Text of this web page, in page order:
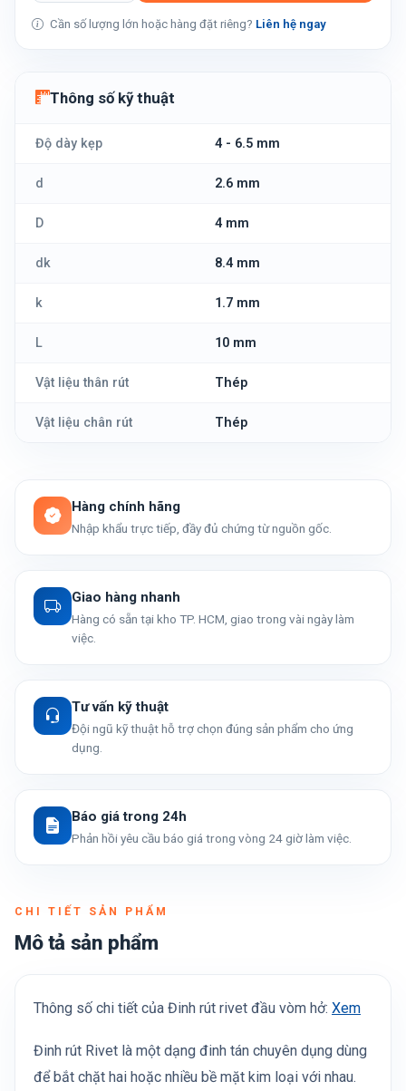
Cần số lượng lớn hoặc hàng đặt riêng? Liên hệ ngay
Thông số kỹ thuật
Độ dày kẹp 4 - 6.5 mm
d 2.6 mm
D 4 mm
dk 8.4 mm
k 1.7 mm
L 10 mm
Vật liệu thân rút Thép
Vật liệu chân rút Thép
Hàng chính hãng
Nhập khẩu trực tiếp, đầy đủ chứng từ nguồn gốc.
Giao hàng nhanh
Hàng có sẵn tại kho TP. HCM, giao trong vài ngày làm
việc.
Tư vấn kỹ thuật
Đội ngũ kỹ thuật hỗ trợ chọn đúng sản phẩm cho ứng
dụng.
Báo giá trong 24h
Phản hồi yêu cầu báo giá trong vòng 24 giờ làm việc.
CHI TIẾT SẢN PHẨM
Mô tả sản phẩm
Thông số chi tiết của Đinh rút rivet đầu vòm hở: Xem
Đinh rút Rivet là một dạng đinh tán chuyên dụng dùng
để bắt chặt hai hoặc nhiều bề mặt kim loại với nhau.